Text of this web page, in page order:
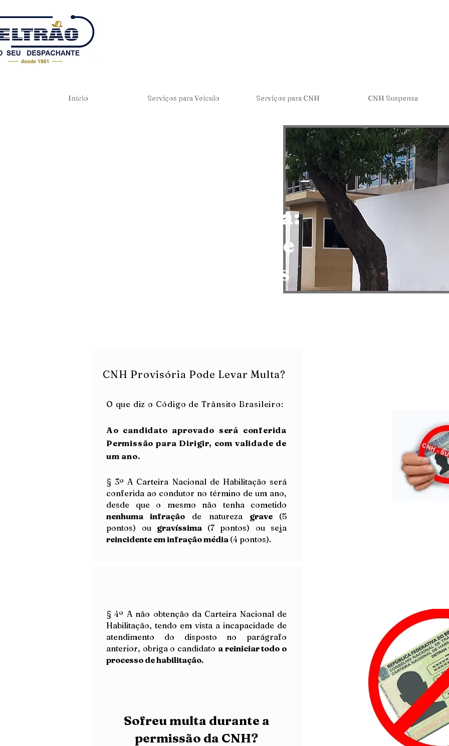
Início Serviços para Veículo Serviços para CNH CNH Suspensa
Provisória:
Dúvidas e
Soluções
CNH Provisória Pode Levar Multa?
O que diz o Código de Trânsito Brasileiro:
Ao candidato aprovado será conferida
Permissão para Dirigir, com validade de
um ano.
§ 3º A Carteira Nacional de Habilitação será
conferida ao condutor no término de um ano,
desde que o mesmo não tenha cometido
nenhuma infração de natureza grave (5
pontos) ou gravíssima (7 pontos) ou seja
reincidente em infração média (4 pontos).
de multa de trânsito
+ Indicação de condutor
de multa, fora do prazo
Foi Multado?
Resolva
§ 4º A não obtenção da Carteira Nacional de
Habilitação, tendo em vista a incapacidade de
atendimento do disposto no parágrafo
anterior, obriga o candidato a reiniciar todo o
processo de habilitação.
Sofreu multa durante a
permissão da CNH?